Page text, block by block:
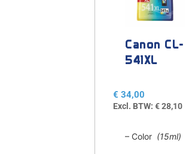
Canon CL-
541XL
€ 34,00
Excl. BTW:€28,10
– Color (15ml)